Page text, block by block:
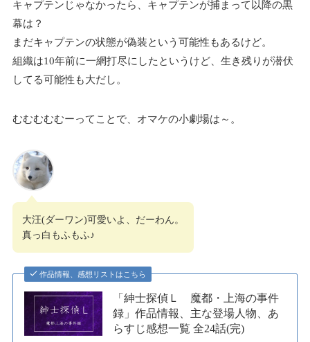
キャプテンじゃなかったら、キャプテンが捕まって以降の黒
幕は？
まだキャプテンの状態が偽装という可能性もあるけど。
組織は10年前に一網打尽にしたというけど、生き残りが潜伏
してる可能性も大だし。
むむむむむーってことで、オマケの小劇場は～。
大汪(ダーワン)可愛いよ、だーわん。
真っ白もふもふ♪
作品情報、感想リストはこちら
「紳士探偵Ｌ 魔都・上海の事件
録」作品情報、主な登場人物、あ
らすじ感想一覧 全24話(完)